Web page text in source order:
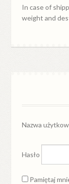
In case of
weight and
Nazwa
Hasło
Pamiętaj